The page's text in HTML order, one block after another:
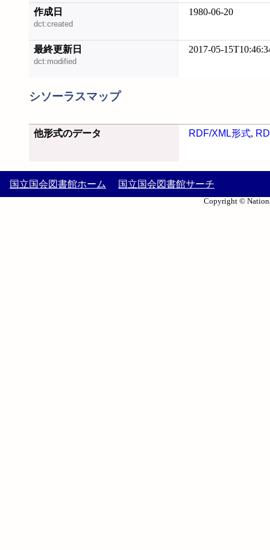
作成日
dct:created
1980-06-20
最終更新日
dct:modified
2017-05-
シソーラスマップ
他形式のデータ RDF/XML形式,
国立国会図書館ホーム 国立国会図書館サーチ
Copyright ©